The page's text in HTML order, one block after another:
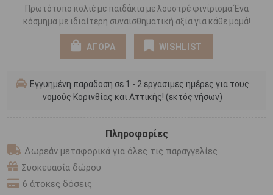
Πρωτότυπο κολιέ με παιδάκια με λουστρέ φινίρισμα.Ένα
κόσμημα με ιδιαίτερη συναισθηματική αξία για κάθε μαμά!
ΑΓΟΡΑ WISHLIST
Εγγυημένη παράδοση σε 1 - 2 εργάσιμες ημέρες για τους
νομούς Κορινθίας και Αττικής! (εκτός νήσων)
Πληροφορίες
Δωρεάν μεταφορικά για όλες τις παραγγελίες
Συσκευασία δώρου
6 άτοκες δόσεις